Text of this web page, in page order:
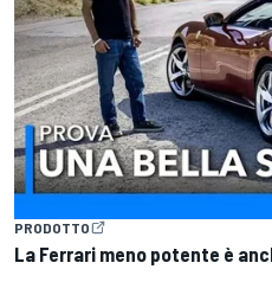
PRODOTTO
La Ferrari meno potente è